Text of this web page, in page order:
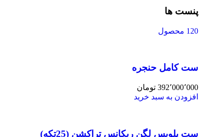
پنست ها
120 محصول
ست کامل حنجره
392٬000٬000 تومان
افزودن به سبد خرید
ست پلویس لگن ریکانس تراکشن (25تکه)